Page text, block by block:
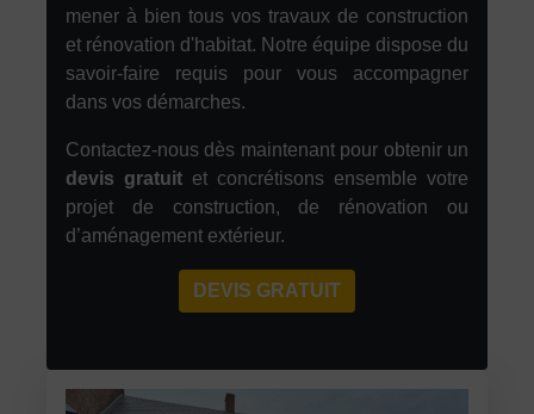
mener à bien tous vos travaux de construction
et rénovation d'habitat. Notre équipe dispose du
savoir-faire requis pour vous accompagner
dans vos démarches.
Contactez-nous dès maintenant pour obtenir un
devis gratuit et concrétisons ensemble votre
projet de construction, de rénovation ou
d’aménagement extérieur.
DEVIS GRATUIT